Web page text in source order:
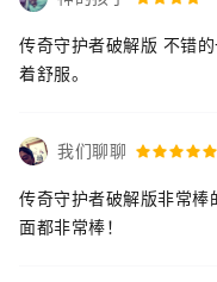
传奇守护者破解版 不错
着舒服。
我们聊聊
传奇守护者破解版非常
面都非常棒！